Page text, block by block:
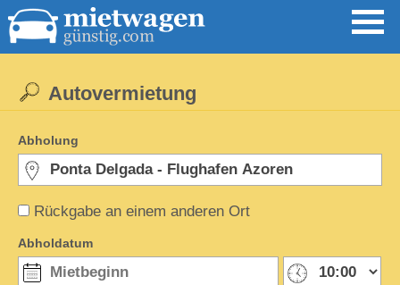
Rückgabe an einem anderen Ort
Autovermietung
Abholung
Abholdatum